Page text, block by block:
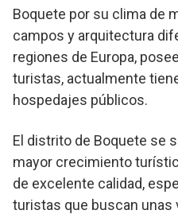
Boquete por su clima de
campos y arquitectura
regiones de Europa,
turistas, actualmente
hospedajes públicos.
El distrito de Boquete se
mayor crecimiento
de excelente calidad,
turistas que buscan